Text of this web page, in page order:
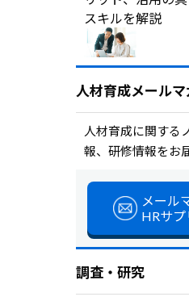
スキルを解説
人材育成メール
人材育成に関する
報、研修情報をお
メール
HRサ
調査・研究